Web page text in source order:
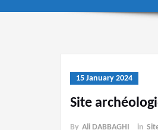
15 January 2024
Site
By Ali DABBAGHI in